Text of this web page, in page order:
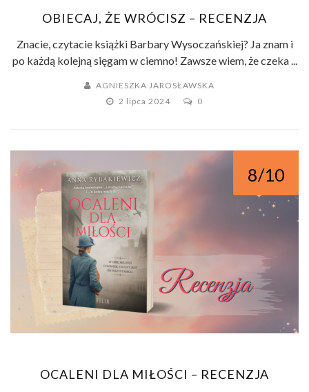
OBIECAJ, ŻE WRÓCISZ – RECENZJA
Znacie, czytacie książki Barbary Wysoczańskiej? Ja znam i
po każdą kolejną sięgam w ciemno! Zawsze wiem, że czeka ...
AGNIESZKA JAROSŁAWSKA
2 lipca 2024
0
8/10
OCALENI DLA MIŁOŚCI – RECENZJA